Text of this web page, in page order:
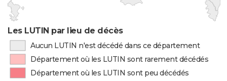
Les LUTIN par lieu de décès
Aucun LUTIN n'est décédé dans ce département
Département où les LUTIN sont rarement décédés
Département où les LUTIN sont peu décédés